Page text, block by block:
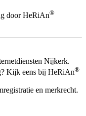
door HeRiAn®
Nijkerk.
Kijk eens bij HeRiAn®
en merkrecht.